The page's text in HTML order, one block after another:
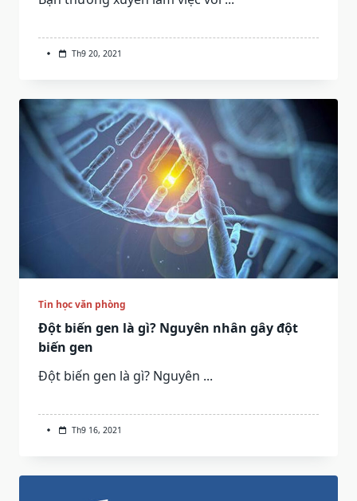
Th9 20, 2021
Tin học văn phòng
Đột biến gen là gì? Nguyên nhân gây đột
biến gen
Đột biến gen là gì? Nguyên ...
Th9 16, 2021